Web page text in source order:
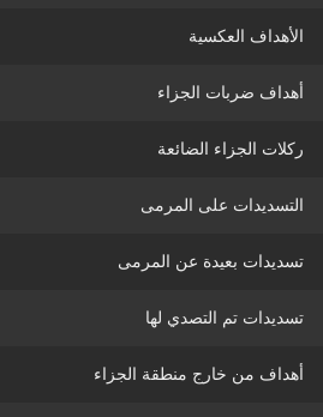
الأهداف العكسية
أهداف ضربات الجزاء
ركلات الجزاء الضائعة
التسديدات على المرمى
تسديدات بعيدة عن المرمى
تسديدات تم التصدي لها
أهداف من خارج منطقة الجزاء